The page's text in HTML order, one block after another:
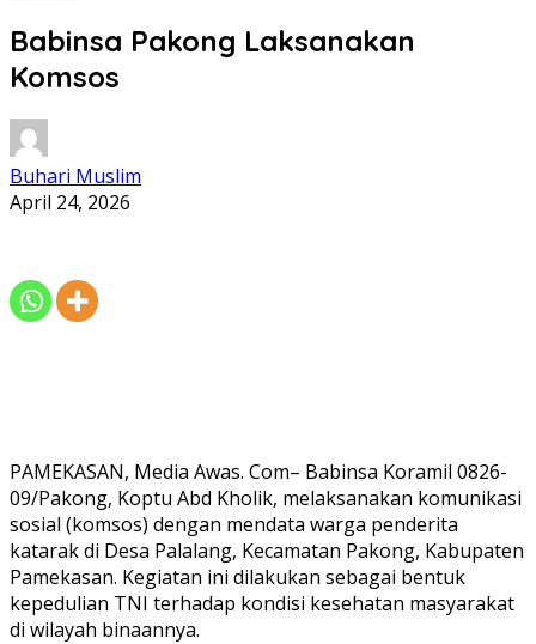
Babinsa Pakong Laksanakan
Komsos
Buhari Muslim
April 24, 2026
PAMEKASAN, Media Awas. Com– Babinsa Koramil 0826-
09/Pakong, Koptu Abd Kholik, melaksanakan komunikasi
sosial (komsos) dengan mendata warga penderita
katarak di Desa Palalang, Kecamatan Pakong, Kabupaten
Pamekasan. Kegiatan ini dilakukan sebagai bentuk
kepedulian TNI terhadap kondisi kesehatan masyarakat
di wilayah binaannya.